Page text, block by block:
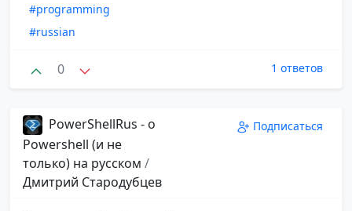
#programming
#russian
0 1 ответов
PowerShellRus - о
Powershell (и не
только) на русском /
Дмитрий Стародубцев
Подписаться